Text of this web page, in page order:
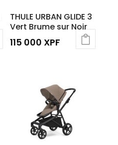
THULE URBAN GLIDE 3
Vert Brume sur Noir
115 000 XPF